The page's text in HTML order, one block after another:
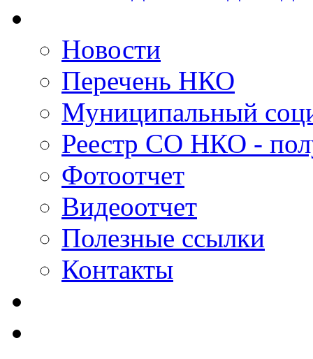
Новости
Перечень НКО
Муниципальный
Реестр СО НКО -
Фотоотчет
Видеоотчет
Полезные ссылки
Контакты